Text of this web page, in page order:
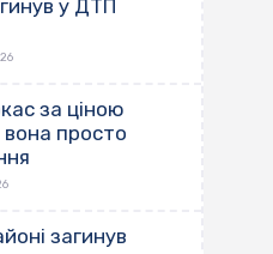
у ДТП
за ціною
просто
загинув